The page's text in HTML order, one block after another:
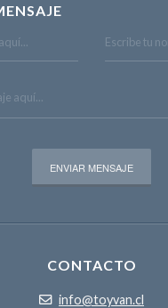
CONTACTO
info@toyvan.cl